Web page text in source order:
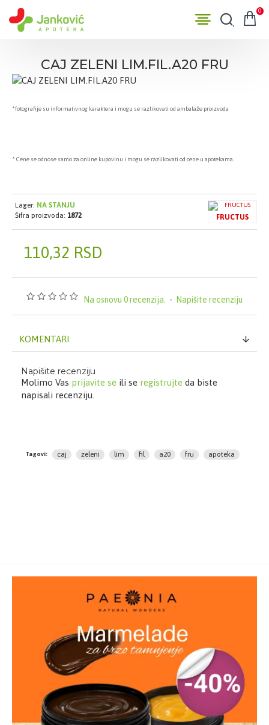
0
CAJ ZELENI LIM.FIL.A20 FRU
*fotografije su informativnog karaktera i mogu se razlikovati od ambalaže proizvoda
* Cene se odnose samo za online kupovinu i mogu se razlikovati od cene u apotekama.
Na osnovu 0 recenzija. - Napišite recenziju
110,32 RSD
Lager: NA STANJU
Šifra proizvoda: 1872 FRUCTUS
KOMENTARI
Napišite recenziju
Molimo Vas prijavite se ili se registrujte da biste
napisali recenziju.
Tagovi: caj zeleni lim fil a20 fru apoteka